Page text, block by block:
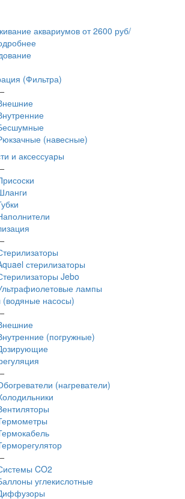
аквариумовот2600 руб/
(Фильтра)
(навесные)
и аксессуары
стерилизаторы
Jebo
лампы
насосы)
(погружные)
(нагреватели)
CO2
углекислотные